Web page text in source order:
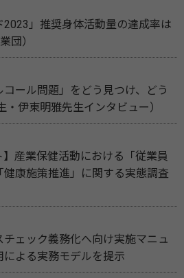
」推奨身体活動量の達成率は
団）
コール問題」をどう見つけ、どう
伊東明雅先生インタビュー）
】産業保健活動における「従業員
健康施策推進」に関する実態調査
ェック義務化へ向け実施マニュ
よる実務モデルを提示